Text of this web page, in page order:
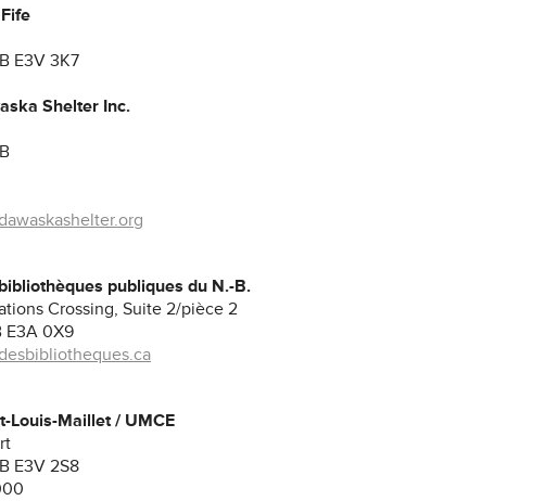
E3V 3K7
Shelter Inc.
publiques du N.-B.
Crossing, Suite 2/pièce 2
E3A 0X9
Louis-Maillet / UMCE
E3V 2S8